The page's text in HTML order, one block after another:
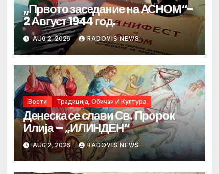
„Првото заседание на АСНОМ“-
2 Август 1944 год.
AUG 2, 2026 RADOVIS NEWS
Вести Традиција, Обичаи И Култура
Денеска се слави Св. Пророк
Илија – „ИЛИНДЕН“
AUG 2, 2026 RADOVIS NEWS